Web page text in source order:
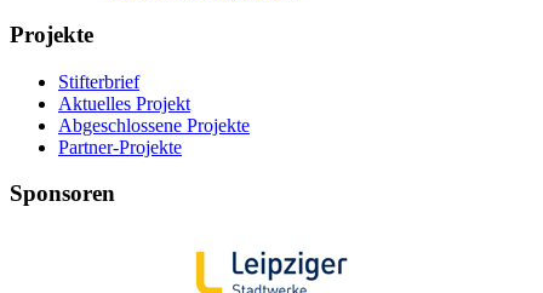
Projekte
Stifterbrief
Aktuelles Projekt
Abgeschlossene Projekte
Partner-Projekte
Sponsoren